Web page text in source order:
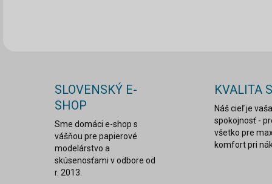
SLOVENSKÝ E-
SHOP
Sme domáci e-shop s
vášňou pre papierové
modelárstvo a
skúsenosťami v odbore od
r. 2013.
KVALITA
Náš cieľ je vaša
spokojnosť -
všetko pre
komfort pri